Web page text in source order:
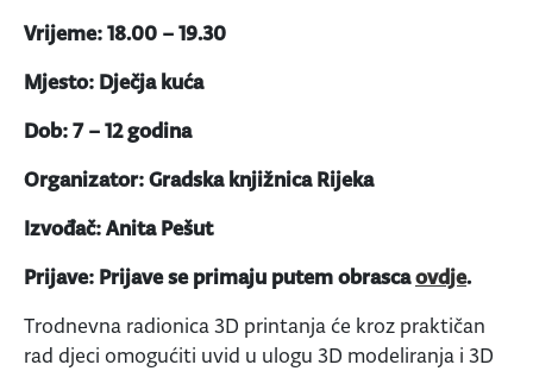
Vrijeme: 18.00 – 19.30
Mjesto: Dječja kuća
Dob: 7 – 12godina
Organizator: Gradska knjižnica Rijeka
Izvođač: Anita Pešut
Prijave: Prijave se primaju putem obrascaovdje.
Trodnevna radionica 3D printanja će kroz praktičan
rad djeci omogućiti uvid u ulogu 3D modeliranja i 3D